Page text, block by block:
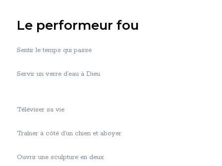
Le performeur fou
Sentir le temps qui passe
Servir un verre d’eau à Dieu
Téléviser sa vie
Traîner à côté d’un chien et aboyer
Ouvrir une sculpture en deux